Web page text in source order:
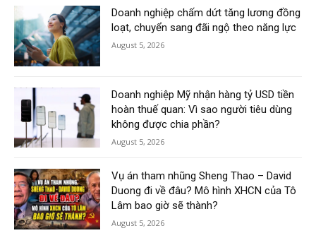
Doanh nghiệp chấm dứt tăng lương đồng
loạt, chuyển sang đãi ngộ theo năng lực
August 5, 2026
Doanh nghiệp Mỹ nhận hàng tỷ USD tiền
hoàn thuế quan: Vì sao người tiêu dùng
không được chia phần?
August 5, 2026
Vụ án tham nhũng Sheng Thao – David
Duong đi về đâu? Mô hình XHCN của Tô
Lâm bao giờ sẽ thành?
August 5, 2026